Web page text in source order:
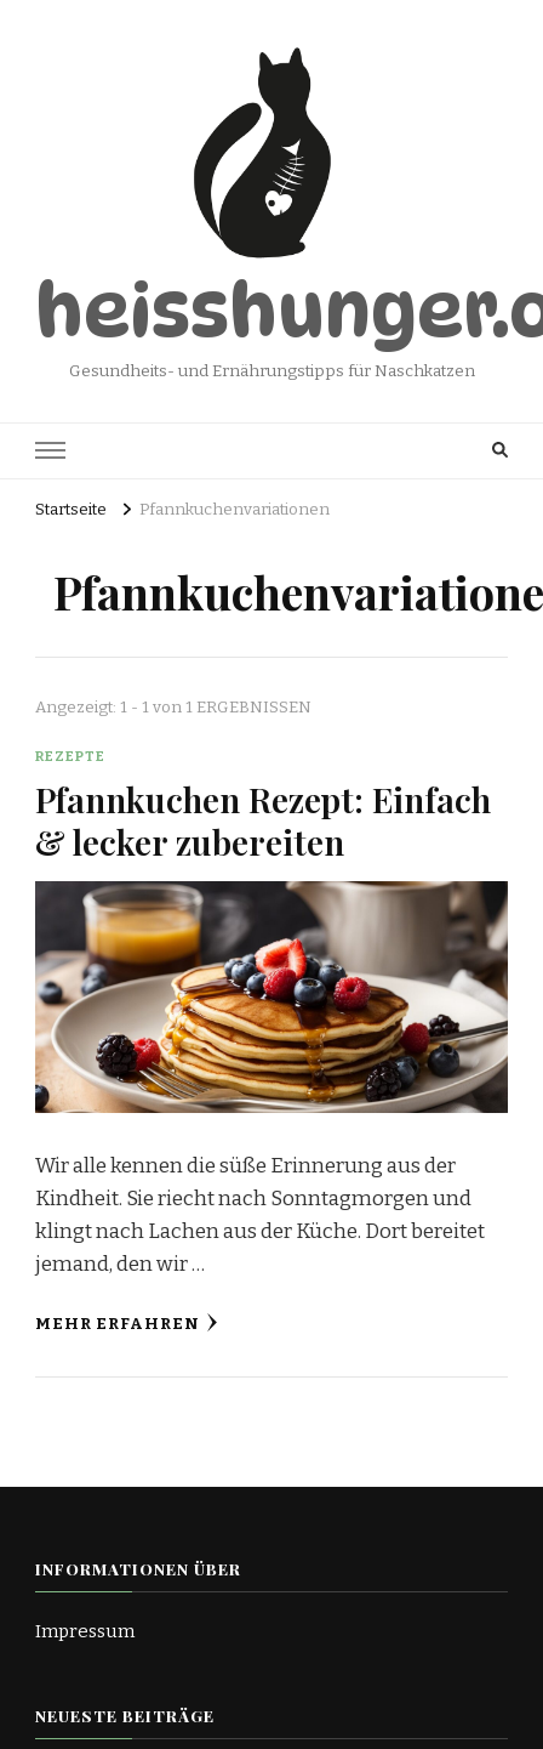
Gesundheits- und Ernährungstipps für Naschkatzen
Startseite Pfannkuchenvariationen
Angezeigt: 1 - 1 von 1 ERGEBNISSEN
REZEPTE
Pfannkuchen Rezept: Einfach
& lecker zubereiten
Wir alle kennen die süße Erinnerung aus der
Kindheit. Sie riecht nach Sonntagmorgen und
klingt nach Lachen aus der Küche. Dort bereitet
jemand, den wir …
MEHR ERFAHREN
INFORMATIONEN ÜBER
Impressum
NEUESTE BEITRÄGE